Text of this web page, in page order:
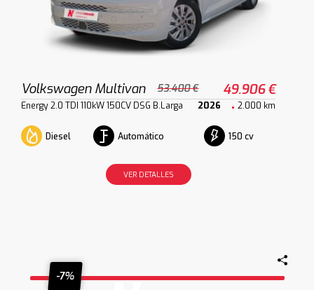
Volkswagen Multivan 53.400 € 49.906 €
Energy 2.0 TDI 110kW 150CV DSG B.Larga 2026 2.000 km
Diesel Automático 150 cv
VER DETALLES
-7%